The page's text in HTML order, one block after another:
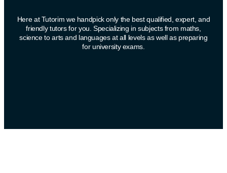
Here at Tutorim we handpick only the best qualified, expert, and
friendly tutors for you. Specializing in subjects from maths,
science to arts and languages at all levels as well as preparing
for university exams.